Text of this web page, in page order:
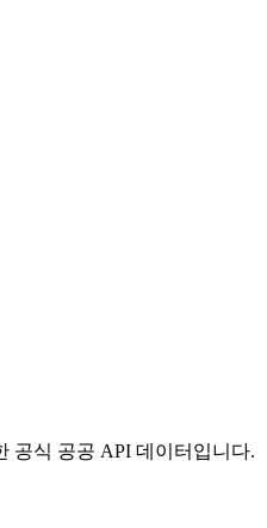
공식 공공 API 데이터입니다.